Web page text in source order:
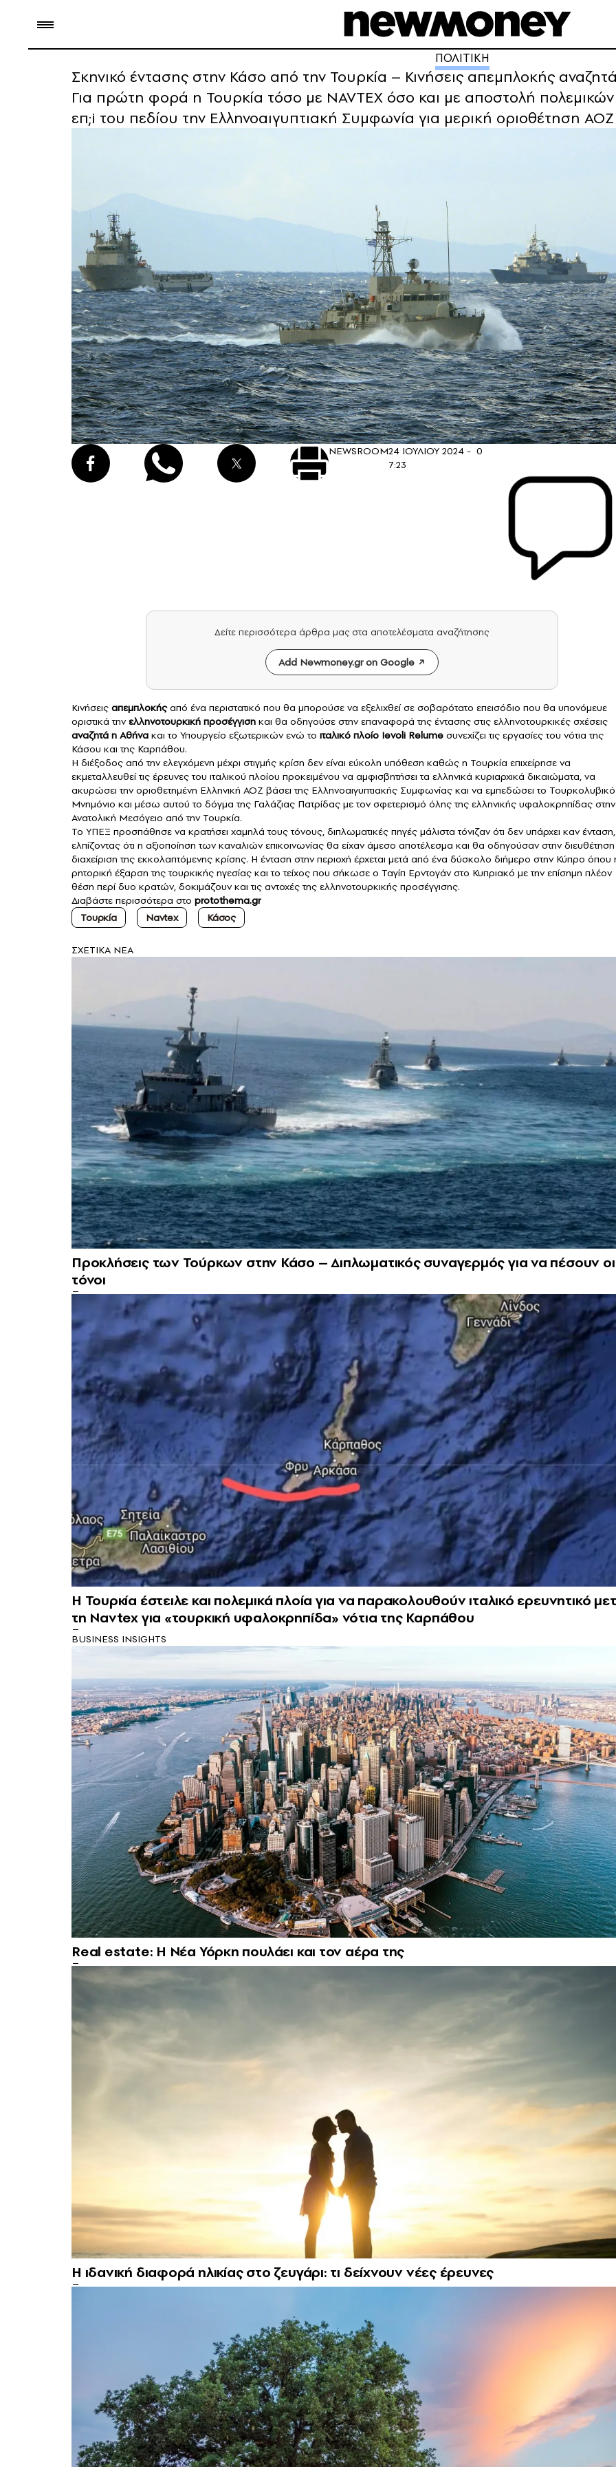
ΠΟΛΙΤΙΚΗ
Σκηνικό έντασης στην Κάσο από την Τουρκία – Κινήσεις απεμπλοκής
Για πρώτη φορά η Τουρκία τόσο με NAVTEX όσο και με αποστολή
επ;i του πεδίου την Ελληνοαιγυπτιακή Συμφωνία για μερική οριοθέτηση ΑΟΖ
NEWSROOM24 ΙΟΥΛΙΟΥ 2024 -
7:23
0
Δείτε περισσότερα άρθρα μας στα αποτελέσματα αναζήτησης
Add Newmoney.gr on Google
Κινήσεις απεμπλοκής από ένα περιστατικό που θα μπορούσε να εξελιχθεί σε σοβαρότατο επεισόδιο που θα υπονόμευε
οριστικά τηνελληνοτουρκική προσέγγιση και θα οδηγούσε στην επαναφορά της έντασης στις ελληνοτουρκικές σχέσεις
αναζητά η Αθήνα και το Υπουργείο εξωτερικών ενώ το ιταλικό πλοίο Ievoli Relume συνεχίζει τις εργασίες του νότια της
Κάσου και της Καρπάθου.
Η διέξοδος από την ελεγχόμενη μέχρι στιγμής κρίση δεν είναι εύκολη υπόθεση καθώς η Τουρκία επιχείρησε να
εκμεταλλευθεί τις έρευνες του ιταλικού πλοίου προκειμένου να αμφισβητήσει τα ελληνικά κυριαρχικά δικαιώματα, να
ακυρώσει την οριοθετημένη Ελληνική ΑΟΖ βάσει της Ελληνοαιγυπτιακής Συμφωνίας και να εμπεδώσει το Τουρκολυβικό
Μνημόνιο και μέσω αυτού το δόγμα της Γαλάζιας Πατρίδας με τον σφετερισμό όλης της ελληνικής υφαλοκρηπίδας στην
Ανατολική Μεσόγειο από την Τουρκία.
Το ΥΠΕΞ προσπάθησε να κρατήσει χαμηλά τους τόνους, διπλωματικές πηγές μάλιστα τόνιζαν ότι δεν υπάρχει καν ένταση,
ελπίζοντας ότι η αξιοποίηση των καναλιών επικοινωνίας θα είχαν άμεσο αποτέλεσμα και θα οδηγούσαν στην διευθέτηση
διαχείριση της εκκολαπτόμενης κρίσης. Η ένταση στην περιοχή έρχεται μετά από ένα δύσκολο διήμερο στην Κύπρο όπου
ρητορική έξαρση της τουρκικής ηγεσίας και το τείχος που σήκωσε ο Ταγίπ Ερντογάν στο Κυπριακό με την επίσημη πλέον
θέση περί δυο κρατών, δοκιμάζουν και τις αντοχές της ελληνοτουρκικής προσέγγισης.
Διαβάστε περισσότερα στο protothema.gr
Τουρκία
Navtex Κάσος
ΣXETIKA NEA
Προκλήσεις των Τούρκων στην Κάσο – Διπλωματικός συναγερμός για να πέσουν οι
τόνοι
Η Τουρκία έστειλε και πολεμικά πλοία για να παρακολουθούν ιταλικό ερευνητικό
τη Navtex για «τουρκική υφαλοκρηπίδα» νότια της Καρπάθου
BUSINESS INSIGHTS
Real estate: H Νέα Υόρκη πουλάει και τον αέρα της
Η ιδανική διαφορά ηλικίας στο ζευγάρι: τι δείχνουν νέες έρευνες